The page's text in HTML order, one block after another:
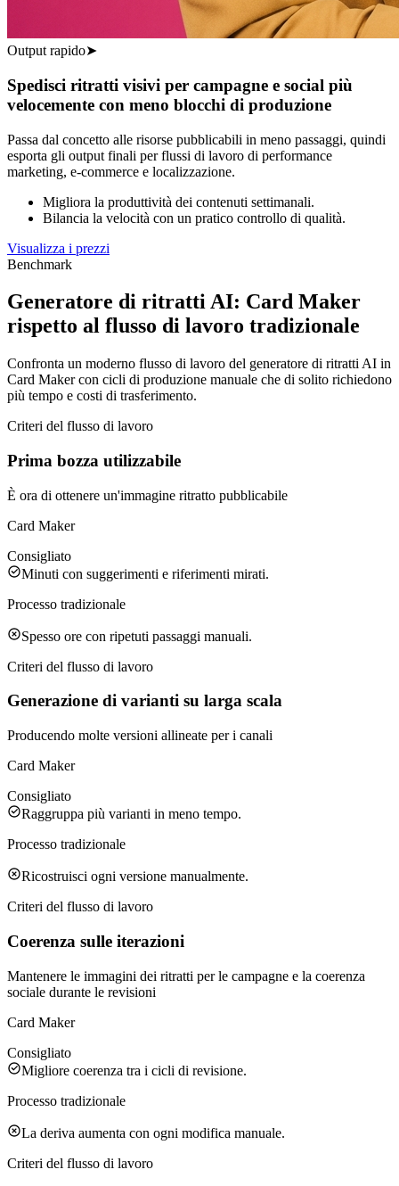
Output rapido➤
Spedisci ritratti visivi per campagne e social più
velocemente con meno blocchi di produzione
Passa dal concetto alle risorse pubblicabili in meno passaggi, quindi
esporta gli output finali per flussi di lavoro di performance
marketing, e-commerce e localizzazione.
Migliora la produttività dei contenuti settimanali.
Bilancia la velocità con un pratico controllo di qualità.
Visualizza i prezzi
Benchmark
Generatore di ritratti AI: Card Maker
rispetto al flusso di lavoro tradizionale
Confronta un moderno flusso di lavoro del generatore di ritratti AI in
Card Maker con cicli di produzione manuale che di solito richiedono
più tempo e costi di trasferimento.
Criteri del flusso di lavoro
Prima bozza utilizzabile
È ora di ottenere un'immagine ritratto pubblicabile
Card Maker
Consigliato
Minuti con suggerimenti e riferimenti mirati.
Processo tradizionale
Spesso ore con ripetuti passaggi manuali.
Criteri del flusso di lavoro
Generazione di varianti su larga scala
Producendo molte versioni allineate per i canali
Card Maker
Consigliato
Raggruppa più varianti in meno tempo.
Processo tradizionale
Ricostruisci ogni versione manualmente.
Criteri del flusso di lavoro
Coerenza sulle iterazioni
Mantenere le immagini dei ritratti per le campagne e la coerenza
sociale durante le revisioni
Card Maker
Consigliato
Migliore coerenza tra i cicli di revisione.
Processo tradizionale
La deriva aumenta con ogni modifica manuale.
Criteri del flusso di lavoro